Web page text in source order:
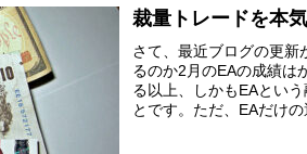
裁量トレードを本
さて、最近ブログの更新
るのか2月のEAの成績は
る以上、しかもEAとい
とです。ただ、EAだけ